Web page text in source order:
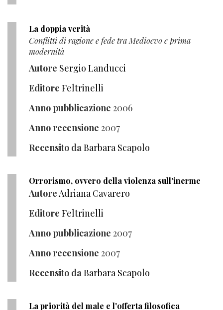
La doppia verità
Conflitti di ragione e fede tra Medioevo e prima
modernità
Autore Sergio Landucci
Editore Feltrinelli
Anno pubblicazione 2006
Anno recensione 2007
Recensito daBarbara Scapolo
Orrorismo, ovvero della violenza sull'inerme
AutoreAdriana Cavarero
Editore Feltrinelli
Anno pubblicazione 2007
Anno recensione 2007
Recensito daBarbara Scapolo
La priorità del male e l'offerta filosofica